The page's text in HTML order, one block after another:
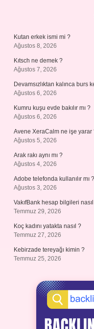
Kutan erkek ismi mi ?
Ağustos 8, 2026
Kıtsch ne demek ?
Ağustos 7, 2026
Devamsızlıktan kalınca burs
Ağustos 6, 2026
Kumru kuşu evde bakılır mı ?
Ağustos 6, 2026
Avene XeraCalm ne işe yarar
Ağustos 5, 2026
Arak rakı aynı mı ?
Ağustos 4, 2026
Adobe telefonda kullanılır mı ?
Ağustos 3, 2026
VakıfBank hesap bilgileri
Temmuz 29, 2026
Koç kadını yatakta nasıl ?
Temmuz 27, 2026
Kebirzade tereyağı kimin ?
Temmuz 25, 2026